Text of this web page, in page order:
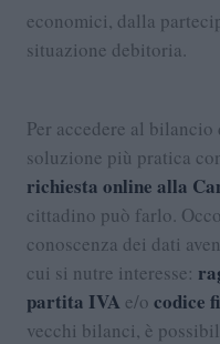
economici, dalla
situazione debitoria.
Per accedere al
soluzione più pratica
richiesta online alla
cittadino può farlo.
conoscenza dei dati
cui si nutre interesse:
partita IVA e/o codice
vecchi bilanci, è